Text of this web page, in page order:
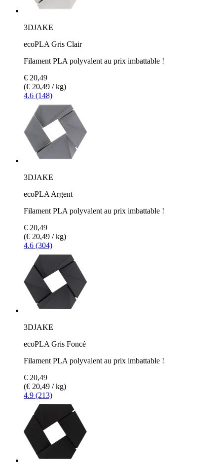
3DJAKE
ecoPLA Gris Clair
Filament PLA polyvalent au prix imbattable !
€ 20,49
(€ 20,49 / kg)
4.6 (148)
3DJAKE
ecoPLA Argent
Filament PLA polyvalent au prix imbattable !
€ 20,49
(€ 20,49 / kg)
4.6 (304)
3DJAKE
ecoPLA Gris Foncé
Filament PLA polyvalent au prix imbattable !
€ 20,49
(€ 20,49 / kg)
4.9 (213)